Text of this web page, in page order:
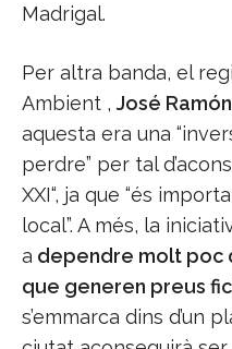
Madrigal.
Per altra banda, el
Ambient , José Ramón
aquesta era una
perdre” per tal
XXI“, ja que “és
local”. A més, la
a dependre molt poc
que generen preus
s’emmarca dins d’un